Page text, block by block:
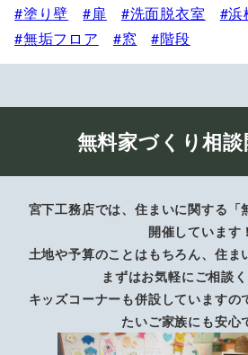
塗り壁
扉 洗面脱衣室
浜
無垢フロア
窓 階段
無料家づくり相談
宮下工務店では、住まいに関する「
開催しています！
土地や予算のことはもちろん、住ま
まずはお気軽にご相談
キッズコーナーも併設していますの
たいご家族にも安心